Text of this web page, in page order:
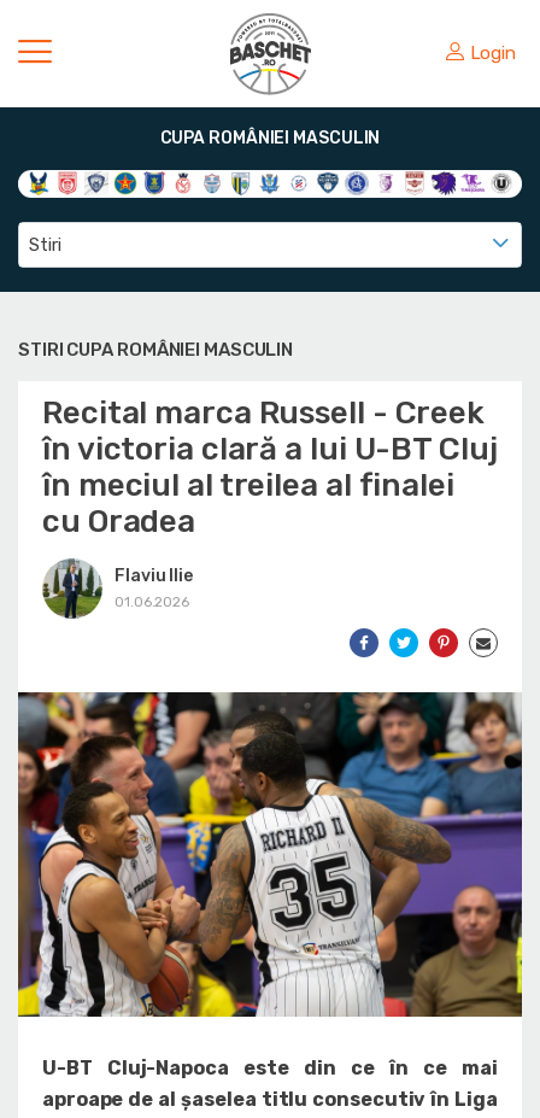
Login
CUPA ROMÂNIEI MASCULIN
Stiri
STIRI CUPA ROMÂNIEI MASCULIN
Recital marca Russell - Creek
în victoria clară a lui U-BT Cluj
în meciul al treilea al finalei
cu Oradea
Flaviu Ilie
01.06.2026
U-BT Cluj-Napoca este din ce în ce mai
aproape de al șaselea titlu consecutiv în Liga